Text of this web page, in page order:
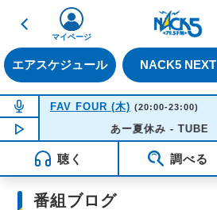
戻る
エアスケジュール NACK5 NEXT
マイページ
NOW ON AIR
FAV FOUR (木) (20:00-23:00)
NOW PLAYING20:50
あー夏休み - TUBE
聴く 調べる
番組ブログ